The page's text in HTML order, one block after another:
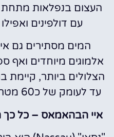
העצום בנפלאות מתחת
עם דולפינים
המים מסתירים גם
אלמוגים מיוחדים ואף
הצלולים ביותר, קיימת
עד לעומק של כ60 מטרים – נתון מרשים ביותר.
איי הבהאמאס – כל כך